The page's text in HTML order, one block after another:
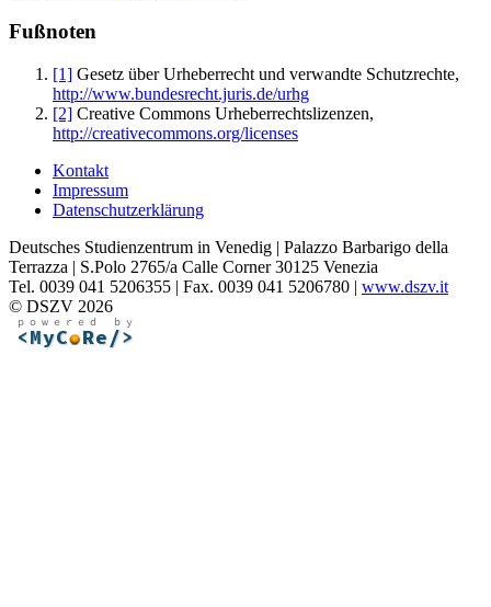
Fußnoten
[1] Gesetz über Urheberrecht und verwandte Schutzrechte,
http://www.bundesrecht.juris.de/urhg
[2] Creative Commons Urheberrechtslizenzen,
http://creativecommons.org/licenses
Kontakt
Impressum
Datenschutzerklärung
Deutsches Studienzentrum in Venedig | Palazzo Barbarigo della
Terrazza | S.Polo 2765/a Calle Corner 30125 Venezia
Tel. 0039 041 5206355 | Fax. 0039 041 5206780 | www.dszv.it
© DSZV 2026